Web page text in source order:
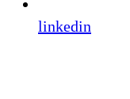
linkedin